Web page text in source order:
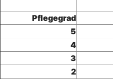
Pflegegrad
5
4
3
2